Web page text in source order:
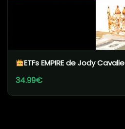
ETFs EMPIRE de Jody Cavalie
34.99€